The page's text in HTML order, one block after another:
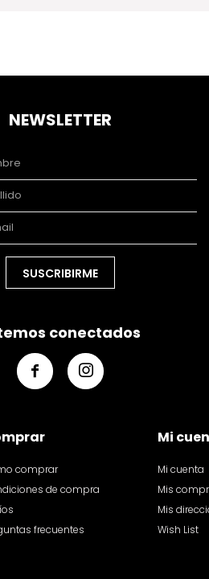
comprar
de compra
frecuentes
Mi
Mi cuenta
Mis
Mis
Wish List
NEWSLETTER
SUSCRIBIRME
conectados
 